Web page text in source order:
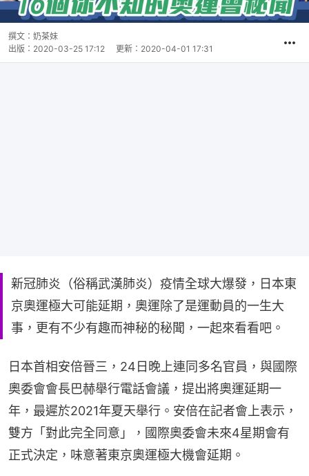
撰文： 奶茶妹
出版： 2020-03-25 17:12 更新： 2020-04-01 17:31
新冠肺炎（俗稱武漢肺炎）疫情全球大爆發，日本東
京奧運極大可能延期，奧運除了是運動員的一生大
事，更有不少有趣而神秘的秘聞，一起來看看吧。
日本首相安倍晉三，24日晚上連同多名官員，與國際
奧委會會長巴赫舉行電話會議，提出將奧運延期一
年，最遲於2021年夏天舉行。安倍在記者會上表示，
雙方「對此完全同意」，國際奧委會未來4星期會有
正式決定，味意著東京奧運極大機會延期。